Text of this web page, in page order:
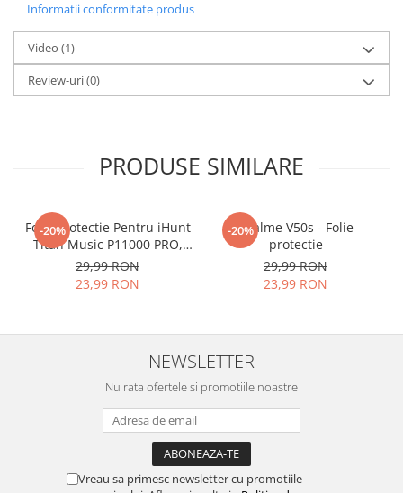
Foliile noastre sunt
aplicat chiar
tu.
producerea foliilor NUeste
sticla pe care o stim cu totii, ci
este Nano Glass
AcestagaranteazacaNU SE
SPARGEin mii de cioburi
ascutite si periculoase.
Nu numai ca este rezistenta la
zgarieturi si spargere, ci si
INTARESTEecranul!
Folia avand rezistenta 9H la
zgarieturi, asigura si un aspect
Informatii conformitate produs
Video (1)
Review-uri(0)
PRODUSE SIMILARE
-20%
Folie Protectie Pentru iHunt
Titan Music P11000 PRO,
VDOO
29,99 RON
23,99 RON
-20%
Realme V50s - Folie
protectie
29,99 RON
23,99 RON
NEWSLETTER
Nu rata ofertele si promotiile noastre
Vreau sa primesc newsletter cu promotiile